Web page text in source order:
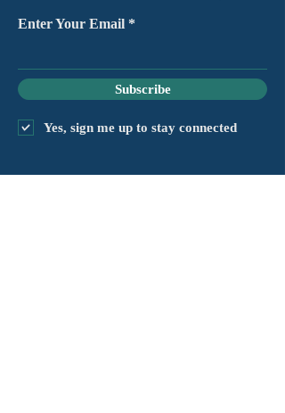
Enter Your Email
Subscribe
Yes, sign me up to stay connected